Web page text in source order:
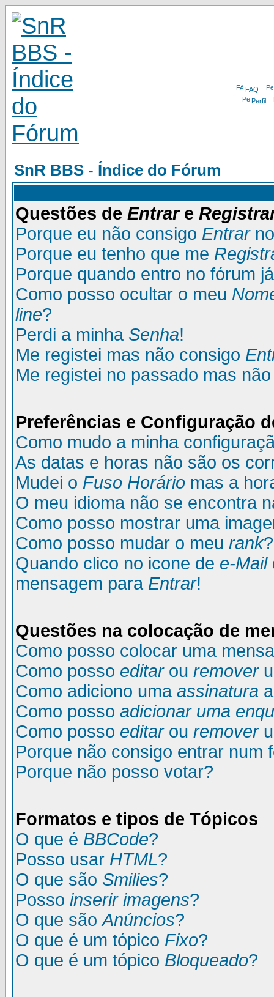
FAQ
Perfil
SnR BBS - Índice do Fórum
Questões de Entrare
Porque eu não consigo Entrar
Porque eu tenho que me
Porque quando entro no fórum
Como posso ocultar o meu
line?
Perdi a minha Senha!
Me registei mas não consigo
Me registei no passado mas
Preferências e Configuração
Como mudo a minha
As datas e horas não são os
Mudei o Fuso Horário mas a
O meu idioma não se encontra
Como posso mostrar uma
Como posso mudar o meu rank?
Quando clico no icone de e-Mail
mensagem para Entrar!
Questões na colocação de
Como posso colocar uma
Como posso editarou remover
Como adiciono uma assinatura
Como posso adicionar uma
Como posso editarou remover
Porque não consigo entrar num
Porque não posso votar?
Formatos e tipos de Tópicos
O que é BBCode?
Posso usar HTML?
O que são Smilies?
Posso inserir imagens?
O que sãoAnúncios?
O que é um tópico Fixo?
O que é um tópico Bloqueado?